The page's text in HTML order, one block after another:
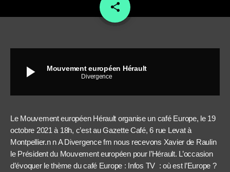
share
email
play_arrow Mouvement européen Hérault
Divergence
Le Mouvement européen Hérault organise un café Europe, le 19
octobre 2021 à 18h, c’est au Gazette Café, 6 rue Levat à
Montpellier.n n A Divergence fm nous recevons Xavier de Raulin
le Président du Mouvement européen pour l’Hérault. L’occasion
d’évoquer le thème du café Europe : Infos TV : où est l’Europe ?